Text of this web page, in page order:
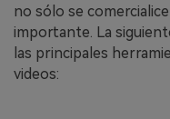
no sólo se
importante. La
las principales
videos: